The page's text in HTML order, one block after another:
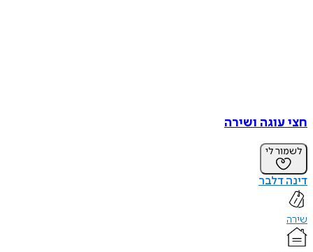
חצי עוגה ושירה
לשמור לי
דינה דלבר
שירה